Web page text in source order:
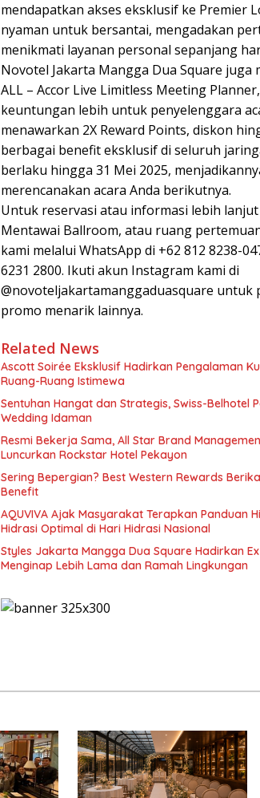
mendapatkan akses eksklusif ke Premier
nyaman untuk bersantai, mengadakan
menikmati layanan personal sepanjang
Novotel Jakarta Mangga Dua Square
ALL – Accor Live Limitless Meeting
keuntungan lebih untuk penyelenggara
menawarkan 2X Reward Points, diskon
berbagai benefit eksklusif di seluruh
berlaku hingga 31 Mei 2025,
merencanakan acara Anda berikutnya.
Untuk reservasi atau informasi lebih
Mentawai Ballroom, atau ruang
kami melalui WhatsApp di +62 812 8238-
6231 2800. Ikuti akun Instagram kami di
@novoteljakartamanggaduasquare untuk
promo menarik lainnya.
Related News
Ascott Soirée Eksklusif Hadirkan Pengalaman
Ruang-Ruang Istimewa
Sentuhan Hangat dan Strategis, Swiss-Belhotel
Wedding Idaman
Resmi Bekerja Sama, All Star Brand
Luncurkan Rockstar Hotel Pekayon
Sering Bepergian? Best Western Rewards
Benefit
AQUVIVA Ajak Masyarakat Terapkan Panduan
Hidrasi Optimal di Hari Hidrasi Nasional
Styles Jakarta Mangga Dua Square Hadirkan
Menginap Lebih Lama dan Ramah Lingkungan